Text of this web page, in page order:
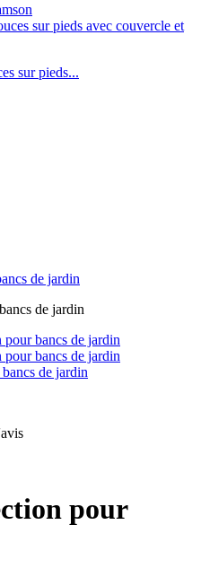
sur pieds...
de jardin
pour